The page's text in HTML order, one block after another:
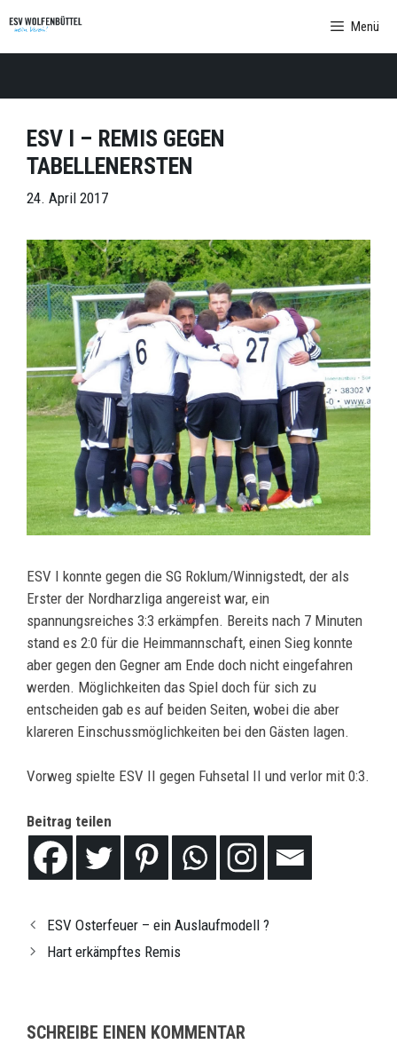
Inhalt
springen
Menü
ESV I – REMIS GEGEN
TABELLENERSTEN
24. April 2017
ESV I konnte gegen die SG Roklum/Winnigstedt, der als
Erster der Nordharzliga angereist war, ein
spannungsreiches 3:3 erkämpfen. Bereits nach 7 Minuten
stand es 2:0 für die Heimmannschaft, einen Sieg konnte
aber gegen den Gegner am Ende doch nicht eingefahren
werden. Möglichkeiten das Spiel doch für sich zu
entscheiden gab es auf beiden Seiten, wobei die aber
klareren Einschussmöglichkeiten bei den Gästen lagen.
Vorweg spielte ESV II gegen Fuhsetal II und verlor mit 0:3.
Beitrag teilen
ESV Osterfeuer – ein Auslaufmodell ?
Hart erkämpftes Remis
SCHREIBE EINEN KOMMENTAR